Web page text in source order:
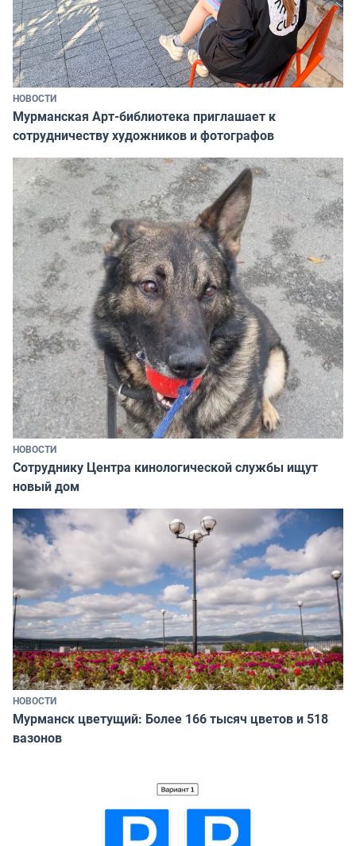
НОВОСТИ
Мурманская Арт-библиотека приглашает к
сотрудничеству художников и фотографов
НОВОСТИ
Сотруднику Центра кинологической службы ищут
новый дом
НОВОСТИ
Мурманск цветущий: Более 166 тысяч цветов и 518
вазонов